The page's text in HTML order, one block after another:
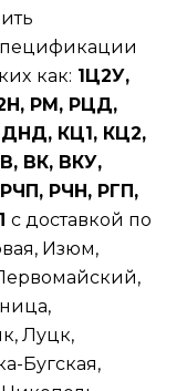
как: 1Ц2У,
РМ, РЦД,
КЦ1, КЦ2,
ВК, ВКУ,
РЧН, РГП,
с доставкой по
Изюм,
Луцк,
Бугская,